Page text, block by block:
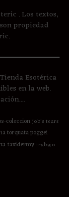
. Los textos,
propiedad
Esotérica
en la web.
coleccion job's tears
torquata poggei
taxidermy trabajo